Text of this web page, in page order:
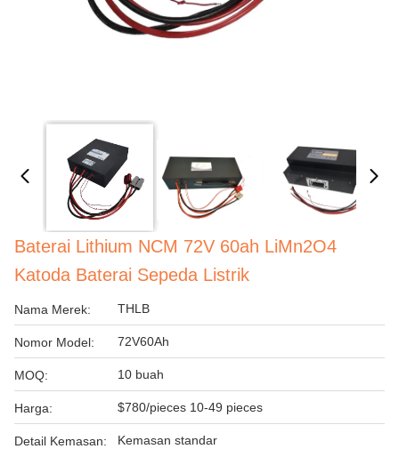
Baterai Lithium NCM 72V 60ah LiMn2O4
Katoda Baterai Sepeda Listrik
Nama Merek: THLB
Nomor Model: 72V60Ah
MOQ: 10 buah
Harga: $780/pieces 10-49 pieces
Detail Kemasan: Kemasan standar